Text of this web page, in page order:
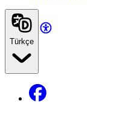
Türkçe
Facebook